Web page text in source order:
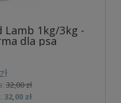
Lamb 1kg/3kg -
dla psa
32,00 zł
32,00 zł